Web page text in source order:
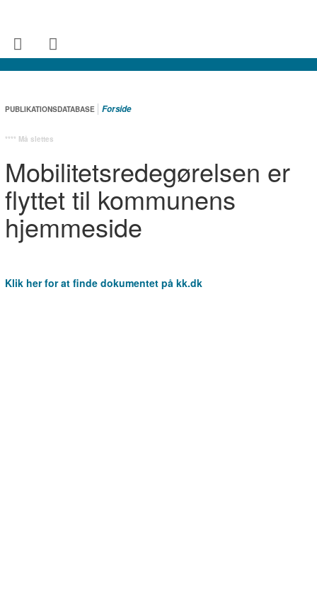
PUBLIKATIONSDATABASE Forside
**** Må slettes
Mobilitetsredegørelsen er
flyttet til kommunens
hjemmeside
Klik her for at finde dokumentet på kk.dk